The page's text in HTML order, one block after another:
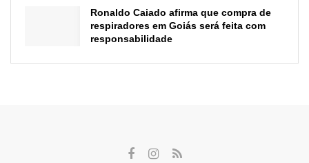
Ronaldo Caiado afirma que compra de
respiradores em Goiás será feita com
responsabilidade